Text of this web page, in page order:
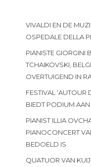
VIVALDI EN DE
OSPEDALE DELLA
PIANISTE GIORGINI
TCHAIKOVSKI,
OVERTUIGEND IN
FESTIVAL ‘AUTOUR
BIEDT PODIUM AAN
PIANIST ILLIA
PIANOCONCERT
BEDOELD IS
QUATUOR VAN